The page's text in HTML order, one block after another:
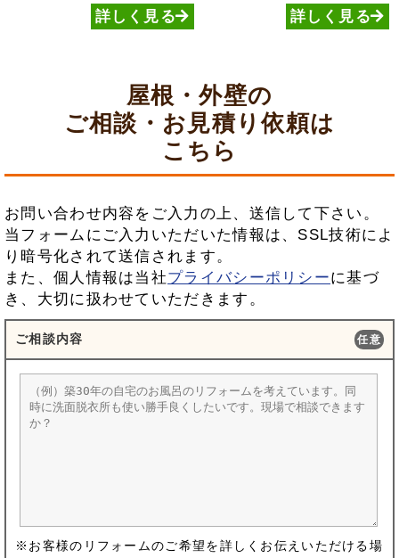
詳しく見る 詳しく見る
屋根・外壁の
ご相談・お見積り依頼は
こちら
お問い合わせ内容をご入力の上、送信して下さい。
当フォームにご入力いただいた情報は、SSL技術によ
り暗号化されて送信されます。
また、個人情報は当社プライバシーポリシーに基づ
き、大切に扱わせていただきます。
ご相談内容 任意
※お客様のリフォームのご希望を詳しくお伝えいただける場